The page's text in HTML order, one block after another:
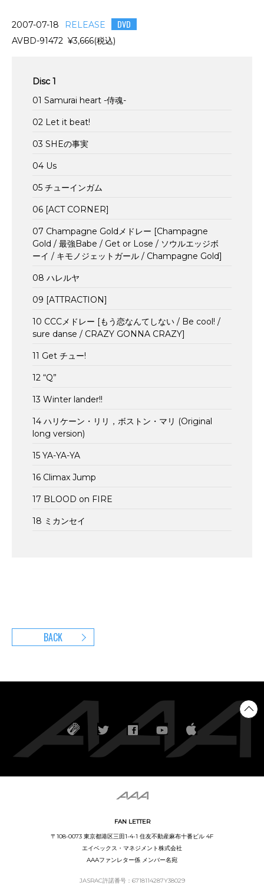
2007-07-18 RELEASE DVD
AVBD-91472 ¥3,666(税込)
Disc 1
01 Samurai heart -侍魂-
02 Let it beat!
03 SHEの事実
04 Us
05 チューインガム
06 [ACT CORNER]
07 Champagne Goldメドレー [Champagne
Gold / 最強Babe / Get or Lose / ソウルエッジボ
ーイ / キモノジェットガール / Champagne Gold]
08 ハレルヤ
09 [ATTRACTION]
10 CCCメドレー [もう恋なんてしない / Be cool! /
sure danse / CRAZY GONNA CRAZY]
11 Get チュー!
12 “Q”
13 Winter lander!!
14 ハリケーン・リリ，ボストン・マリ (Original
long version)
15 YA-YA-YA
16 Climax Jump
17 BLOOD on FIRE
18 ミカンセイ
BACK
FAN LETTER
〒108-0073 東京都港区三田1-4-1 住友不動産麻布十番ビル 4F
エイベックス・マネジメント株式会社
AAAファンレター係 メンバー名宛
JASRAC許諾番号：6718114287Y38029